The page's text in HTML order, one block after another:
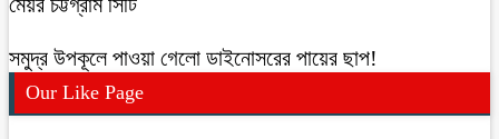
সমুদ্র উপকূলে পাওয়া গেলো ডাইনোসরের পায়ের ছাপ!
Our Like Page